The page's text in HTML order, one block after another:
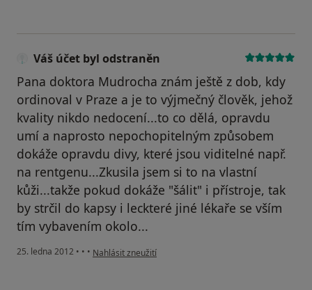
Váš účet byl odstraněn
Pana doktora Mudrocha znám ještě z dob, kdy
ordinoval v Praze a je to výjmečný člověk, jehož
kvality nikdo nedocení...to co dělá, opravdu
umí a naprosto nepochopitelným způsobem
dokáže opravdu divy, které jsou viditelné např.
na rentgenu...Zkusila jsem si to na vlastní
kůži...takže pokud dokáže "šálit" i přístroje, tak
by strčil do kapsy i leckteré jiné lékaře se vším
tím vybavením okolo...
25. ledna 2012 • • • podle názoru uživatele Váš účet byl odstraněn
Nahlásit zneužití